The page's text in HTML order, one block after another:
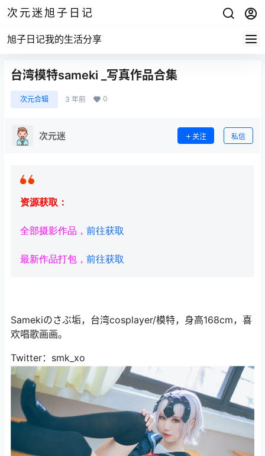
次元迷旭子日记
旭子日记我的生活分享
台湾模特sameki _写真作品合集
次元合辑 3 年前 0
次元迷 关注 私信
资源获取：
全部摄影作品， 前往获取
最新作品打包， 前往获取
Samekiのさぶ垢，台湾cosplayer/模特，身高168cm，喜
欢唱歌画画。
Twitter：smk_xo